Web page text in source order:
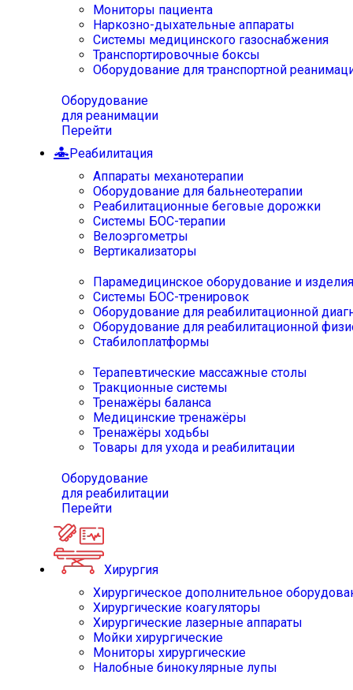
Мониторы пациента
Наркозно-дыхательные аппараты
Системы медицинского газоснабжения
Транспортировочные боксы
Оборудование для транспортной
Оборудование
для реанимации
Перейти
Реабилитация
Аппараты механотерапии
Оборудование для бальнеотерапии
Реабилитационные беговые дорожки
Системы БОС-терапии
Велоэргометры
Вертикализаторы
Парамедицинское оборудование и изделия
Системы БОС-тренировок
Оборудование для реабилитационной
Оборудование для реабилитационной
Стабилоплатформы
Терапевтические массажные столы
Тракционные системы
Тренажёры баланса
Медицинские тренажёры
Тренажёры ходьбы
Товары для ухода и реабилитации
Оборудование
для реабилитации
Перейти
Хирургия
Хирургическое дополнительное
Хирургические коагуляторы
Хирургические лазерные аппараты
Мойки хирургические
Мониторы хирургические
Налобные бинокулярные лупы